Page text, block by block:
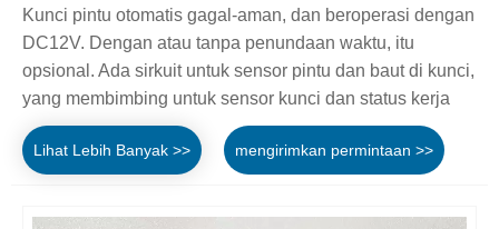
Kunci pintu otomatis gagal-aman, dan beroperasi dengan
DC12V. Dengan atau tanpa penundaan waktu, itu
opsional. Ada sirkuit untuk sensor pintu dan baut di kunci,
yang membimbing untuk sensor kunci dan status kerja
Lihat Lebih Banyak >> mengirimkan permintaan >>